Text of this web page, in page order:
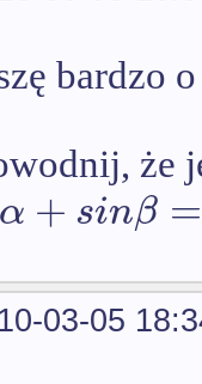
bardzo
że
α + sinβ =
03-05